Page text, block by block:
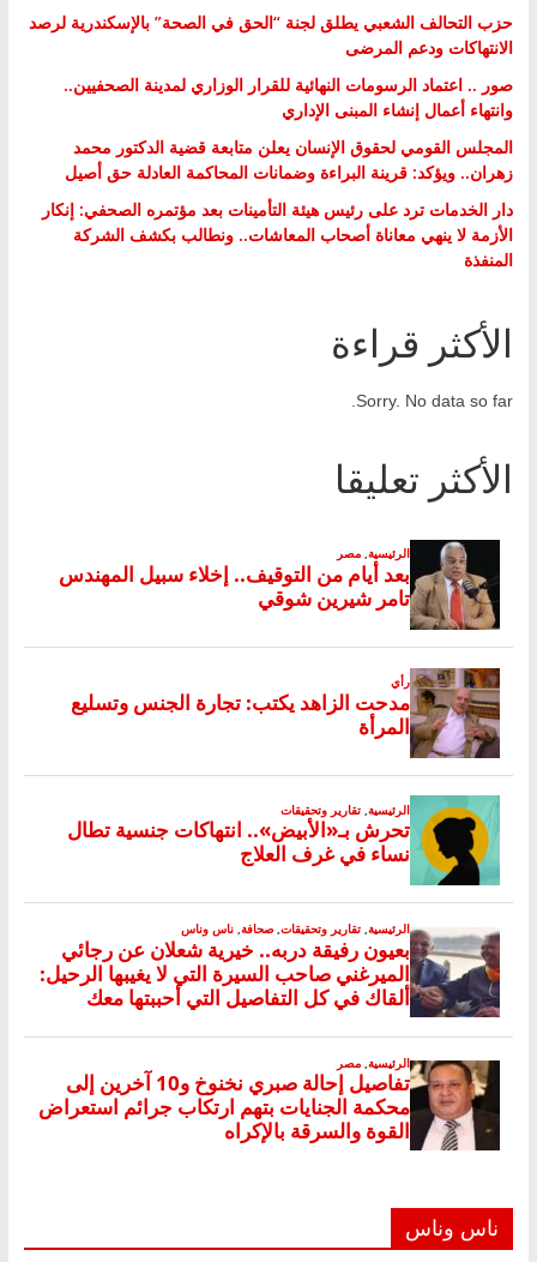
حزب التحالف الشعبي يطلق لجنة “الحق في الصحة” بالإسكندرية لرصد
الانتهاكات ودعم المرضى
صور .. اعتماد الرسومات النهائية للقرار الوزاري لمدينة الصحفيين..
وانتهاء أعمال إنشاء المبنى الإداري
المجلس القومي لحقوق الإنسان يعلن متابعة قضية الدكتور محمد
زهران.. ويؤكد: قرينة البراءة وضمانات المحاكمة العادلة حق أصيل
دار الخدمات ترد على رئيس هيئة التأمينات بعد مؤتمره الصحفي: إنكار
الأزمة لا ينهي معاناة أصحاب المعاشات.. ونطالب بكشف الشركة
المنفذة
الأكثر قراءة
Sorry. No data so far.
الأكثر تعليقا
ناس وناس